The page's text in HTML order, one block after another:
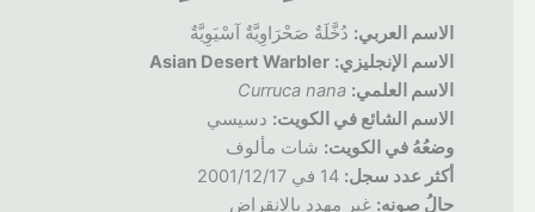
الاسم العربي:دُخَّلَةٌ صَحْرَاوِيَّةٌ آسْيَوِيَّةٌ
الاسم الإنجليزي: Asian Desert Warbler
الاسم العلمي: Curruca nana
الاسم الشائع في الكويت:دسيسي
وضعُهُفي الكويت:شات مألوف
أكثر عدد سجل:14 في 2001/12/17
حالُ صونِه:غير مهدد بالانقراض